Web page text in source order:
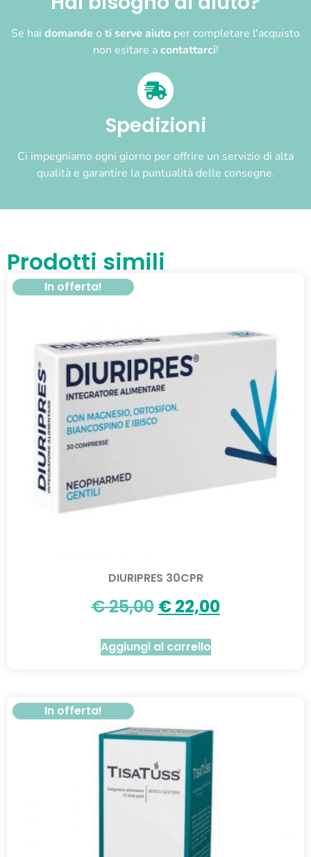
Se hai domande o ti serve aiuto per completare l'acquisto
non esitare acontattarci!
Spedizioni
Ci impegniamo ogni giorno per offrire un servizio di alta
qualità e garantire la puntualità delle consegne.
Prodotti simili
In offerta!
DIURIPRES 30CPR
€25,00 €22,00
Aggiungi al carrello
In offerta!